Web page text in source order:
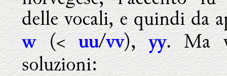
delle vocali, e quindi da
w(<uu/vv),yy. Ma
soluzioni: